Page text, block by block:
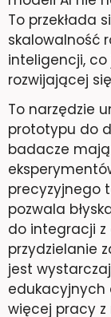
To przekłada
skalowalność
inteligencji,
rozwijającej
To narzędzie
prototypu do
badacze
precyzyjnego
pozwala
do integracji
przydzielanie
jest
edukacyjnych
więcej pracy